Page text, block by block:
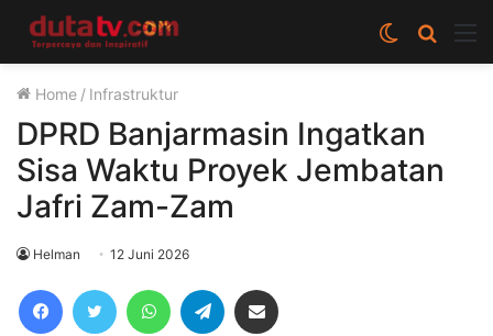
Cari
berita
Switch
skin
Home / Infrastruktur
DPRD Banjarmasin Ingatkan
Sisa Waktu Proyek Jembatan
Jafri Zam-Zam
Helman 12 Juni 2026
FacebookTwitter WhatsAppTelegram